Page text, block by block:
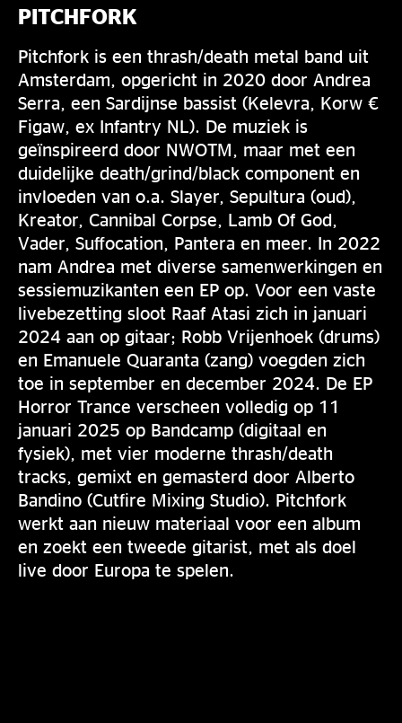
PITCHFORK
Pitchfork is een thrash/death metal band uit
Amsterdam, opgericht in 2020 door Andrea
Serra, een Sardijnse bassist (Kelevra, Korw €
Figaw, ex Infantry NL). De muziek is
geïnspireerd door NWOTM, maar met een
duidelijke death/grind/black component en
invloeden van o.a. Slayer, Sepultura (oud),
Kreator, Cannibal Corpse, Lamb Of God,
Vader, Suffocation, Pantera en meer. In 2022
nam Andrea met diverse samenwerkingen en
sessiemuzikanten een EP op. Voor een vaste
livebezetting sloot Raaf Atasi zich in januari
2024 aan op gitaar; Robb Vrijenhoek (drums)
en Emanuele Quaranta (zang) voegden zich
toe in september en december 2024. De EP
Horror Trance verscheen volledig op 11
januari 2025 op Bandcamp (digitaal en
fysiek), met vier moderne thrash/death
tracks, gemixt en gemasterd door Alberto
Bandino (Cutfire Mixing Studio). Pitchfork
werkt aan nieuw materiaal voor een album
en zoekt een tweede gitarist, met als doel
live door Europa te spelen.